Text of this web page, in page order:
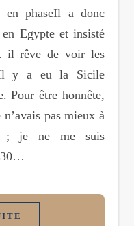
en phaseIl a donc
Egypte et insisté
il rêve de voir les
Il y a eu la Sicile
Pour être honnête,
pas mieux à
; je ne me suis
30…